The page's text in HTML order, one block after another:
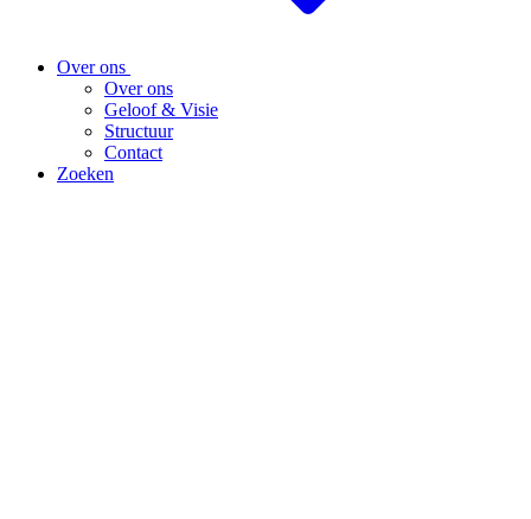
Over ons
Over ons
Geloof & Visie
Structuur
Contact
Zoeken